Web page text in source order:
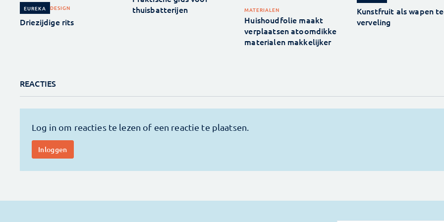
EUREKA DESIGN
Driezijdige rits
thuisbatterijen
MATERIALEN
Huishoudfolie maakt
verplaatsen atoomdikke
materialen makkelijker
Kunstfruit als wapen
verveling
REACTIES